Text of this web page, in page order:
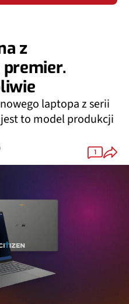
z
laptopa z serii
to model produkcji
1